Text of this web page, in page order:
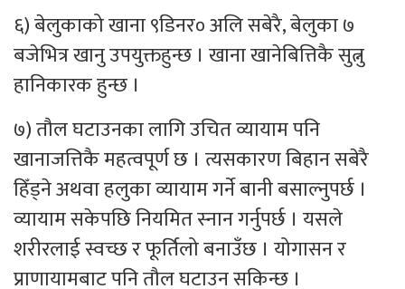
६) बेलुकाको खाना ९डिनर० अलि सबेरै, बेलुका ७
बजेभित्र खानु उपयुक्तहुन्छ । खाना खानेबित्तिकै सुत्नु
हानिकारक हुन्छ ।
७) तौल घटाउनका लागि उचित व्यायाम पनि
खानाजत्तिकै महत्वपूर्ण छ । त्यसकारण बिहान सबेरै
हिँड्ने अथवा हलुका व्यायाम गर्ने बानी बसाल्नुपर्छ ।
व्यायाम सकेपछि नियमित स्नान गर्नुपर्छ । यसले
शरीरलाई स्वच्छ र फूर्तिलो बनाउँछ । योगासन र
प्राणायामबाट पनि तौल घटाउन सकिन्छ ।